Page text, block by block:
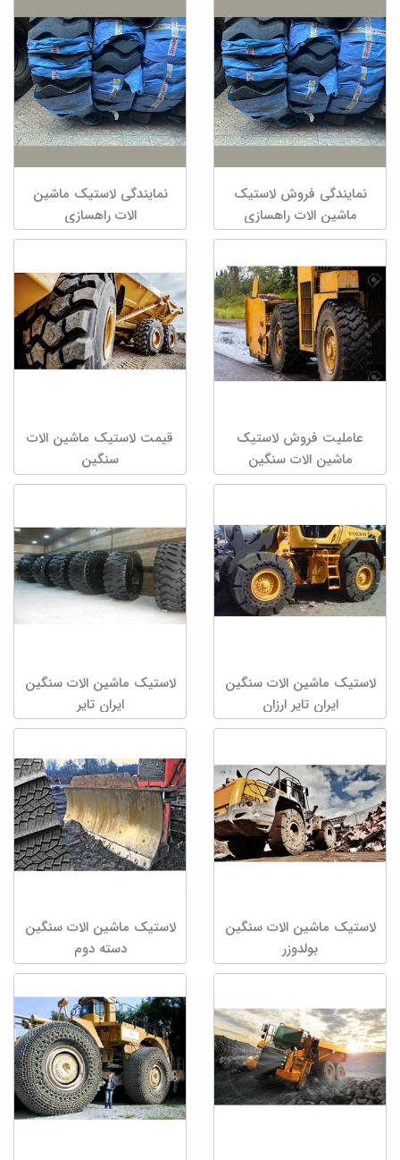
نمایندگی فروش لاستیک
ماشین الات راهسازی
نمایندگی لاستیک ماشین
الات راهسازی
عاملیت فروش لاستیک
ماشین الات سنگین
قیمت لاستیک ماشین الات
سنگین
لاستیک ماشین الات سنگین
ایران تایر ارزان
لاستیک ماشین الات سنگین
ایران تایر
لاستیک ماشین الات سنگین
بولدوزر
لاستیک ماشین الات سنگین
دسته دوم